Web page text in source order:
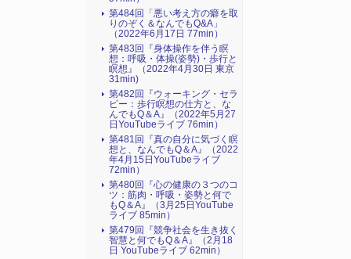
第484回「悪い考え方の癖を取
りのぞく＆なんでもQ&A」
（2022年6月17日 77min）
第483回『身体操作を伴う瞑
想：呼吸・体操(姿勢)・歩行と
瞑想』（2022年4月30日 東京
31min)
第482回『ウォーキング・セラ
ピー：歩行瞑想の仕方と、な
んでもQ＆A』（2022年5月27
日YouTubeライブ 76min）
第481回『真の自分に気づく瞑
想と、なんでもQ＆A』（2022
年4月15日YouTubeライブ
72min）
第480回『心の健康の３つのコ
ツ：筋肉・呼吸・姿勢と何で
もQ＆A』（3月25日YouTube
ライブ 85min）
第479回『競争社会を生き抜く
智慧と何でもQ＆A』（2月18
日 YouTubeライブ 62min）